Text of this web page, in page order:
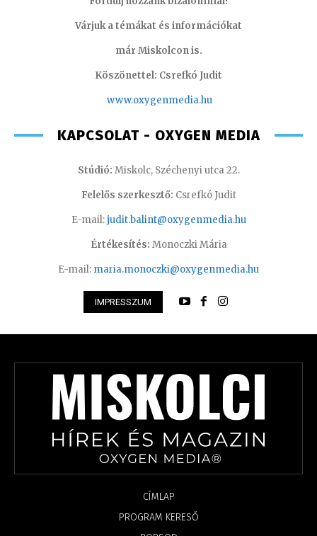
Várjuk a témákat és információkat
már Miskolcon is.
Köszönettel: Csrefkó Judit
www.oxygenmedia.hu
KAPCSOLAT - OXYGEN MEDIA
Stúdió: Miskolc, Széchenyi utca 22.
Felelős szerkesztő: Csrefkó Judit
E-mail:judit.balint@oxygenmedia.hu
Értékesítés: Monoczki Mária
E-mail: maria.monoczki@oxygenmedia.hu
IMPRESSZUM
CÍMLAP
PROGRAM KERESŐ